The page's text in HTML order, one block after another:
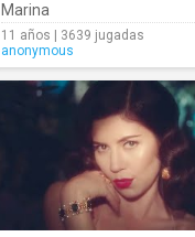
Marina
11 años | 3639 jugadas
anonymous